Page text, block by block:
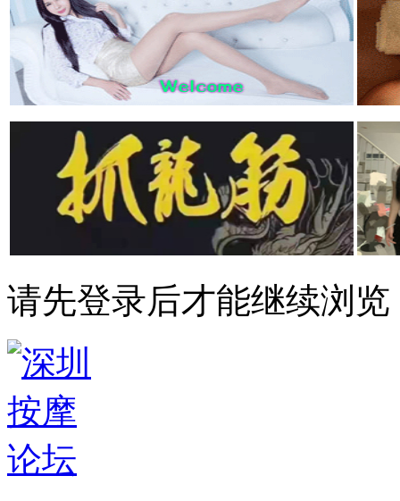
请先登录后才能继续浏览